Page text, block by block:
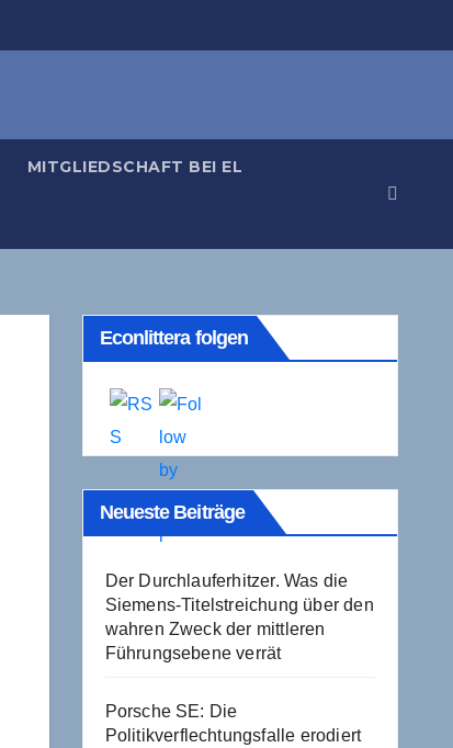
MITGLIEDSCHAFT BEI EL
Econlittera folgen
Neueste Beiträge
Der Durchlauferhitzer. Was die
Siemens-Titelstreichung über den
wahren Zweck der mittleren
Führungsebene verrät
Porsche SE: Die
Politikverflechtungsfalle erodiert